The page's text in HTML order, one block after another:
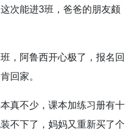
次能进3班，爸爸的朋友颇
，阿鲁西开心极了，报名回
回家。
真不少，课本加练习册有十
不下了，妈妈又重新买了个